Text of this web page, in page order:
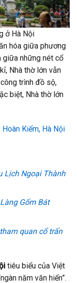
ở Hà Nội
hóa giữa phương
giữa những nét cổ
Nhà thờ lớn vẫn
trình đồ sộ,
biệt, Nhà thờ lớn
Hoàn Kiếm, Hà Nội
Lịch Ngoại Thành
Gốm Bát
quan cổ trấn
tiêu biểu của Việt
năm văn hiến”.